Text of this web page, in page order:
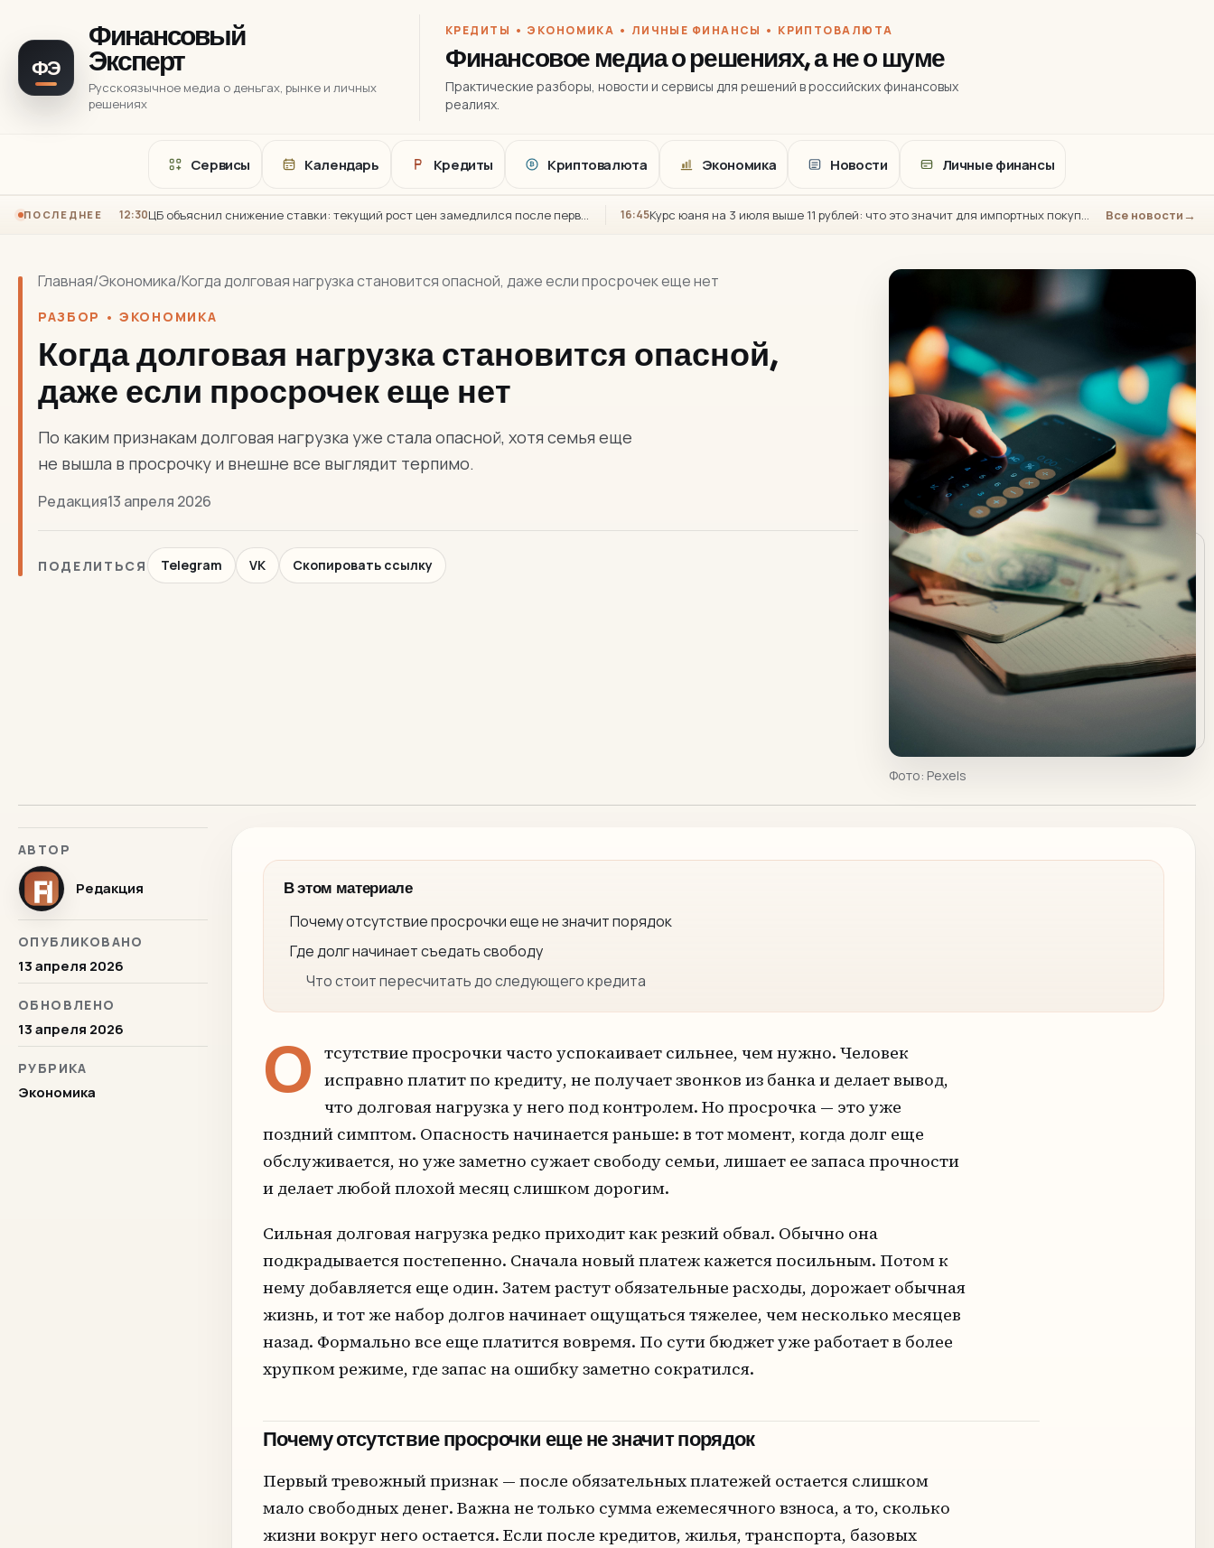
ФЭ
Финансовый
Эксперт
Русскоязычное медиа о деньгах, рынке и личных
решениях
КРЕДИТЫ • ЭКОНОМИКА • ЛИЧНЫЕ ФИНАНСЫ • КРИПТОВАЛЮТА
Финансовое медиа о решениях, а не о шуме
Практические разборы, новости и сервисы для решений в российских финансовых
реалиях.
Сервисы Календарь Кредиты ₿ Криптовалюта Экономика Новости Личные финансы
ПОСЛЕДНЕЕ 12:30 ЦБ объяснил снижение ставки: текущий рост цен замедлился после первого квартала 16:45 Курс юаня на 3 июля выше 11 рублей: что это значит для импортных покупок Все новости
Главная/Экономика/Когда долговая нагрузка становится опасной, даже если просрочек еще нет
РАЗБОР • ЭКОНОМИКА
Когда долговая нагрузка становится опасной,
даже если просрочек еще нет
По каким признакам долговая нагрузка уже стала опасной, хотя семья еще
не вышла в просрочку и внешне все выглядит терпимо.
Редакция13 апреля 2026
ПОДЕЛИТЬСЯ Telegram VK Скопировать ссылку
Фото: Pexels
АВТОР
Редакция
ОПУБЛИКОВАНО
13 апреля 2026
ОБНОВЛЕНО
13 апреля 2026
РУБРИКА
Экономика
В этом материале
Почему отсутствие просрочки еще не значит порядок
Где долг начинает съедать свободу
Что стоит пересчитать до следующего кредита
О тсутствие просрочки часто успокаивает сильнее, чем нужно. Человек
исправно платит по кредиту, не получает звонков из банка и делает вывод,
что долговая нагрузка у него под контролем. Но просрочка — это уже
поздний симптом. Опасность начинается раньше: в тот момент, когда долг еще
обслуживается, но уже заметно сужает свободу семьи, лишает ее запаса прочности
и делает любой плохой месяц слишком дорогим.
Сильная долговая нагрузка редко приходит как резкий обвал. Обычно она
подкрадывается постепенно. Сначала новый платеж кажется посильным. Потом к
нему добавляется еще один. Затем растут обязательные расходы, дорожает обычная
жизнь, и тот же набор долгов начинает ощущаться тяжелее, чем несколько месяцев
назад. Формально все еще платится вовремя. По сути бюджет уже работает в более
хрупком режиме, где запас на ошибку заметно сократился.
Почему отсутствие просрочки еще не значит порядок
Первый тревожный признак — после обязательных платежей остается слишком
мало свободных денег. Важна не только сумма ежемесячного взноса, а то, сколько
жизни вокруг него остается. Если после кредитов, жилья, транспорта, базовых